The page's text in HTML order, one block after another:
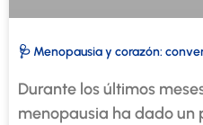
🩺 Menopausia y corazón:
Durante los últimos
menopausia ha dado un